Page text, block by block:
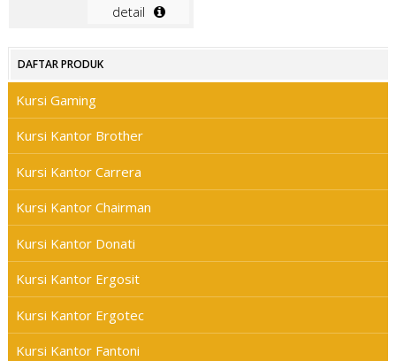
detail
DAFTAR PRODUK
Kursi Gaming
Kursi Kantor Brother
Kursi Kantor Carrera
Kursi Kantor Chairman
Kursi Kantor Donati
Kursi Kantor Ergosit
Kursi Kantor Ergotec
Kursi Kantor Fantoni